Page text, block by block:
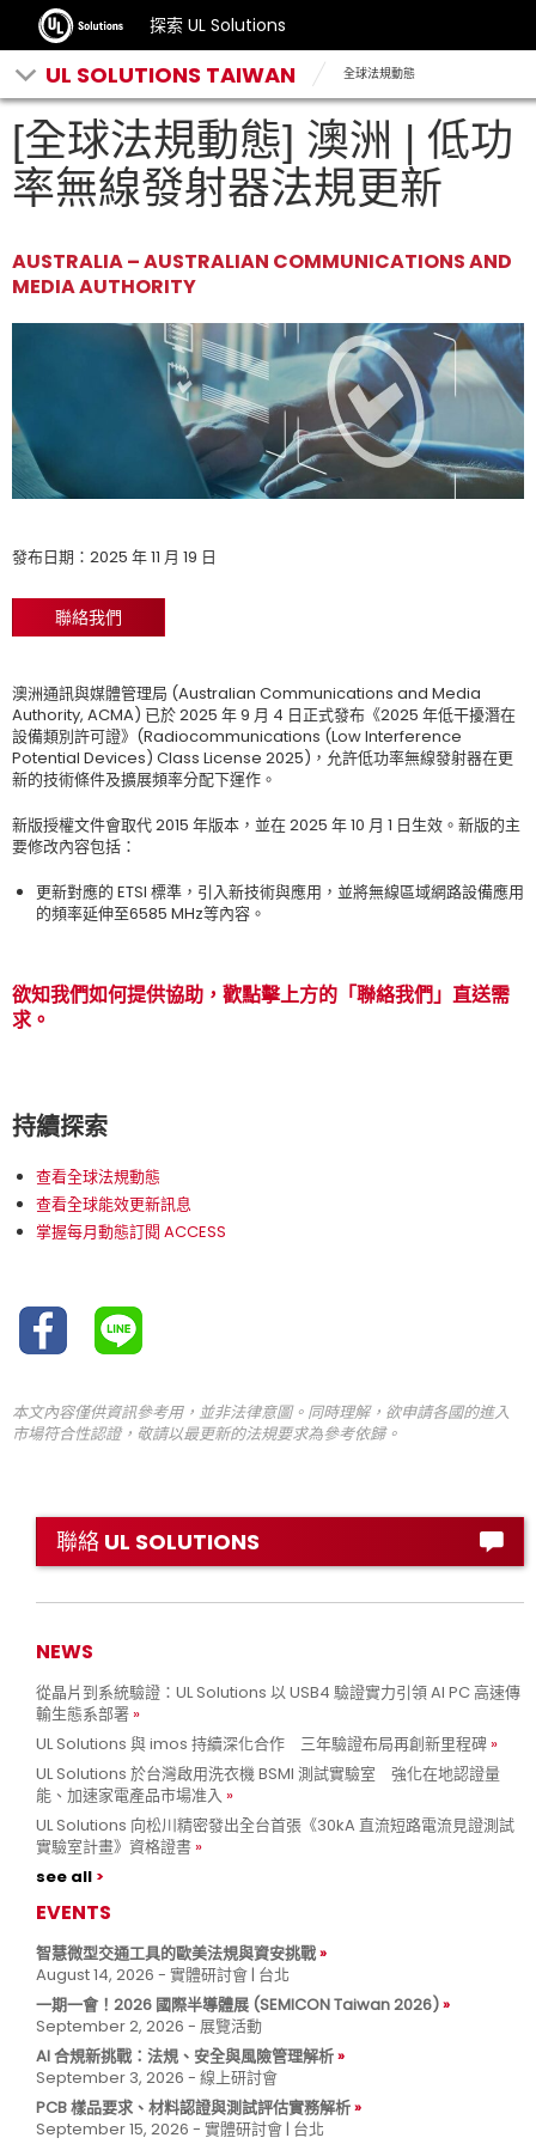
探索 UL Solutions
UL SOLUTIONS TAIWAN 全球法規動態
[全球法規動態] 澳洲 | 低功
率無線發射器法規更新
AUSTRALIA – AUSTRALIAN COMMUNICATIONS AND
MEDIA AUTHORITY
發布日期：2025 年 11 月 19 日
聯絡我們
澳洲通訊與媒體管理局 (Australian Communications and Media
Authority, ACMA) 已於 2025 年 9 月 4 日正式發布《2025 年低干擾潛在
設備類別許可證》(Radiocommunications (Low Interference
Potential Devices) Class License 2025)，允許低功率無線發射器在更
新的技術條件及擴展頻率分配下運作。
新版授權文件會取代 2015 年版本，並在 2025 年 10 月 1 日生效。新版的主
要修改內容包括：
更新對應的 ETSI 標準，引入新技術與應用，並將無線區域網路設備應用
的頻率延伸至6585 MHz等內容。
欲知我們如何提供協助，歡點擊上方的「聯絡我們」直送需
求。
持續探索
查看全球法規動態
查看全球能效更新訊息
掌握每月動態訂閱 ACCESS
本文內容僅供資訊參考用，並非法律意圖。同時理解，欲申請各國的進入
市場符合性認證，敬請以最更新的法規要求為參考依歸。
聯絡 UL SOLUTIONS
NEWS
從晶片到系統驗證：UL Solutions 以 USB4 驗證實力引領 AI PC 高速傳
輸生態系部署
UL Solutions 與 imos 持續深化合作 三年驗證布局再創新里程碑
UL Solutions 於台灣啟用洗衣機 BSMI 測試實驗室 強化在地認證量
能、加速家電產品市場准入
UL Solutions 向松川精密發出全台首張《30kA 直流短路電流見證測試
實驗室計畫》資格證書
see all
EVENTS
智慧微型交通工具的歐美法規與資安挑戰
August 14, 2026 - 實體研討會 | 台北
一期一會！2026 國際半導體展 (SEMICON Taiwan 2026)
September 2, 2026 - 展覽活動
AI 合規新挑戰：法規、安全與風險管理解析
September 3, 2026 - 線上研討會
PCB 樣品要求、材料認證與測試評估實務解析
September 15, 2026 - 實體研討會 | 台北